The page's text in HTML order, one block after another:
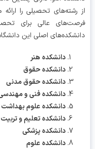
تحصیلی را ارائه
عالی برای تحصیل
اصلی این دانشگاه
دانشکده هنر
دانشکده حقوق
دانشکده حقوق مدنی
دانشکده فنی و مهندسی
دانشکده علوم بهداشت
دانشکده تعلیم و تربیت
دانشکده پزشکی
دانشکده علوم